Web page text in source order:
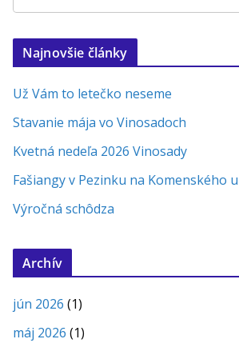
Najnovšie články
Už Vám to letečko neseme
Stavanie mája vo Vinosadoch
Kvetná nedeľa 2026 Vinosady
Fašiangy v Pezinku na Komenského
Výročná schôdza
Archív
jún 2026 (1)
máj 2026 (1)